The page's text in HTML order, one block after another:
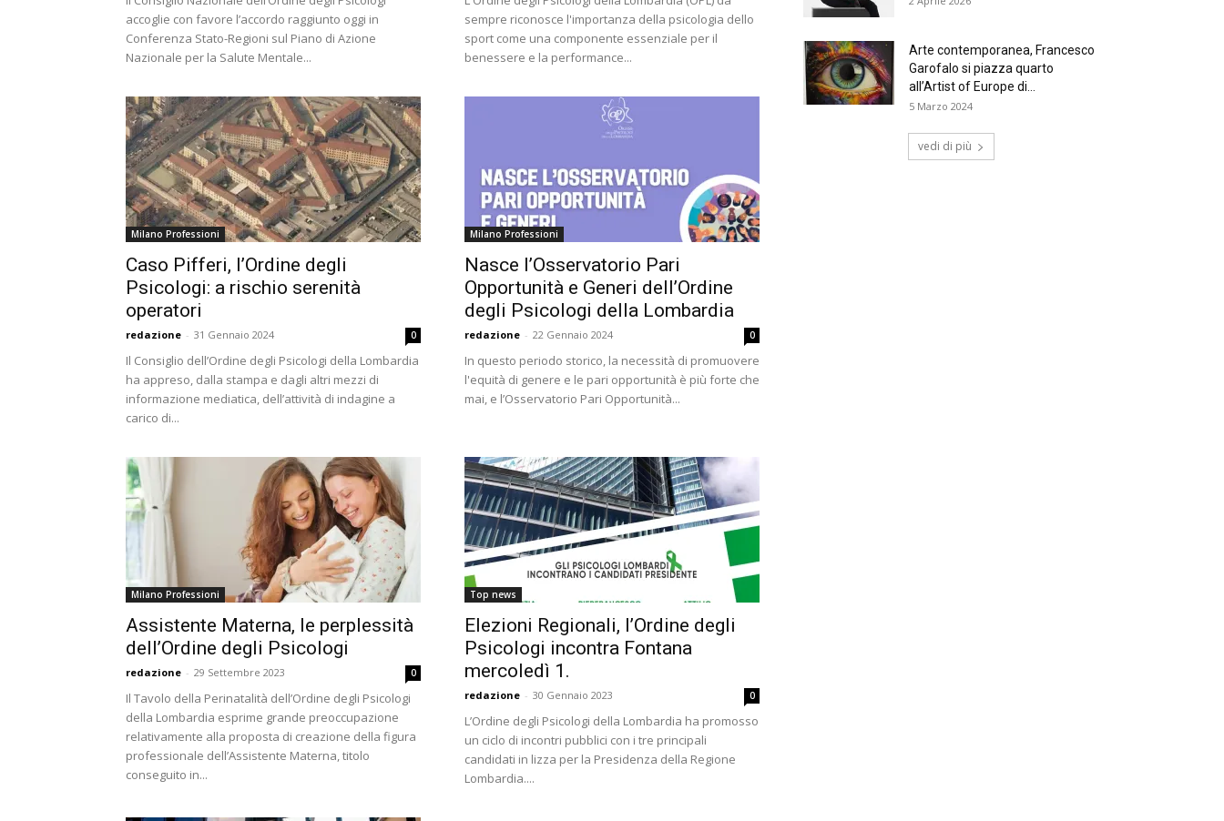
accoglie con favore l’accordo raggiunto oggi in
Conferenza Stato-Regioni sul Piano di Azione
Nazionale per la Salute Mentale...
sempre riconosce l'importanza della psicologia dello
sport come una componente essenziale per il
benessere e la performance...
Milano Professioni
Caso Pifferi, l’Ordine degli
Psicologi: a rischio serenità
operatori
redazione - 31 Gennaio 2024 0
Il Consiglio dell’Ordine degli Psicologi della Lombardia
ha appreso, dalla stampa e dagli altri mezzi di
informazione mediatica, dell’attività di indagine a
carico di...
Milano Professioni
Nasce l’Osservatorio Pari
Opportunità e Generi dell’Ordine
degli Psicologi della Lombardia
redazione - 22 Gennaio 2024 0
In questo periodo storico, la necessità di promuovere
l'equità di genere e le pari opportunità è più forte che
mai, e l’Osservatorio Pari Opportunità...
Milano Professioni
Assistente Materna, le perplessità
dell’Ordine degli Psicologi
redazione - 29 Settembre 2023 0
Il Tavolo della Perinatalità dell’Ordine degli Psicologi
della Lombardia esprime grande preoccupazione
relativamente alla proposta di creazione della figura
professionale dell’Assistente Materna, titolo
conseguito in...
Top news
Elezioni Regionali, l’Ordine degli
Psicologi incontra Fontana
mercoledì 1.
redazione - 30 Gennaio 2023 0
L’Ordine degli Psicologi della Lombardia ha promosso
un ciclo di incontri pubblici con i tre principali
candidati in lizza per la Presidenza della Regione
Lombardia....
Arte contemporanea, Francesco
Garofalo si piazza quarto
all’Artist of Europe di...
5 Marzo 2024
vedi di più